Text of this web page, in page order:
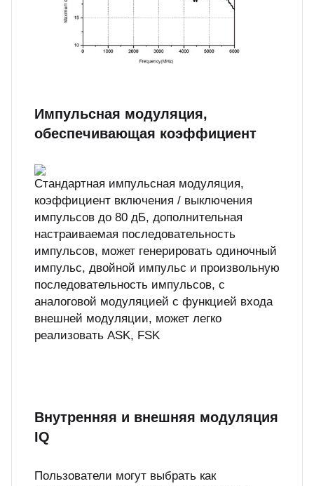
Импульсная модуляция,
обеспечивающая коэффициент
Стандартная импульсная модуляция,
коэффициент включения / выключения
импульсов до 80 дБ, дополнительная
настраиваемая последовательность
импульсов, может генерировать одиночный
импульс, двойной импульс и произвольную
последовательность импульсов, с
аналоговой модуляцией с функцией входа
внешней модуляции, может легко
реализовать ASK, FSK
Внутренняя и внешняя модуляция
IQ
Пользователи могут выбрать как